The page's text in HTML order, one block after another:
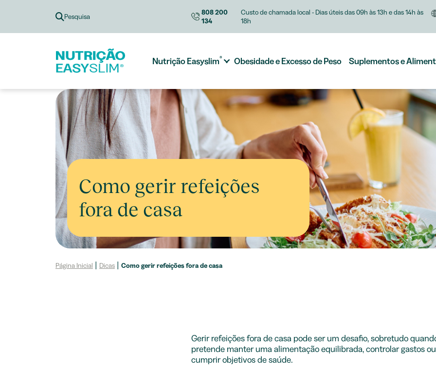
Pesquisa
808 200
134
Custo de chamada local - Dias úteis das 09h às 13h e das 14h às
18h
Nutrição Easyslim® Obesidade e Excesso de Peso Suplementos e
Como gerir refeições
fora de casa
Página Inicial Dicas Como gerir refeições fora de casa
Gerir refeições fora de casa pode ser um desafio, sobretudo
pretende manter uma alimentação equilibrada, controlar gastos ou
cumprir objetivos de saúde.